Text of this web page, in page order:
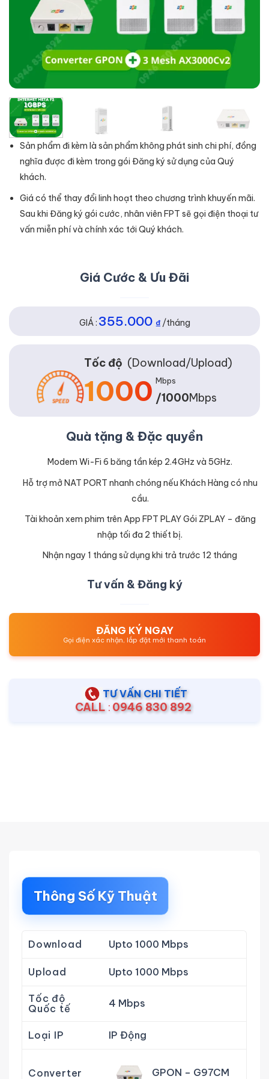
Sản phẩm đi kèm là sản phẩm không phát sinh chi phí, đồng
nghĩa được đi kèm trong gói Đăng ký sử dụng của Quý
khách.
Giá có thể thay đổi linh hoạt theo chương trình khuyến mãi.
Sau khi Đăng ký gói cước, nhân viên FPT sẽ gọi điện thoại tư
vấn miễn phí và chính xác tới Quý khách.
Giá Cước & Ưu Đãi
GIÁ : 355.000 ₫/tháng
Tốc độ (Download/Upload)
1000 Mbps
/1000Mbps
Quà tặng & Đặc quyền
Modem Wi-Fi 6 băng tần kép 2.4GHz và 5GHz.
Hỗ trợ mở NAT PORT nhanh chóng nếu Khách Hàng có nhu
cầu.
Tài khoản xem phim trên App FPT PLAY Gói ZPLAY – đăng
nhập tối đa 2 thiết bị.
Nhận ngay 1 tháng sử dụng khi trả trước 12 tháng
Tư vấn & Đăng ký
ĐĂNG KÝ NGAY
Gọi điện xác nhận, lắp đặt mới thanh toán
TƯ VẤN CHI TIẾT
CALL : 0946 830 892
Thông Số Kỹ Thuật
Download Upto 1000 Mbps
Upload Upto 1000 Mbps
Tốc độ
Quốc tế
4 Mbps
Loại IP IP Động
Converter GPON – G97CM